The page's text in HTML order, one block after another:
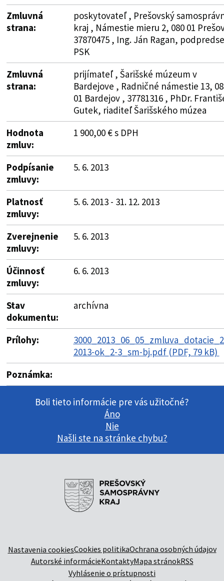
Zmluvná
strana:
poskytovateľ , Prešovský
kraj , Námestie mieru 2, 080 01
37870475 , Ing. Ján Ragan,
PSK
Zmluvná
strana:
prijímateľ , Šarišské múzeum v
Bardejove , Radničné námestie 13,
01 Bardejov , 37781316 , PhDr.
Gutek, riaditeľ Šarišského múzea
Hodnota
zmluv:
1 900,00 € s DPH
Podpísanie
zmluvy:
5. 6. 2013
Platnosť
zmluvy:
5. 6. 2013 - 31. 12. 2013
Zverejnenie
zmluvy:
5. 6. 2013
Účinnosť
zmluvy:
6. 6. 2013
Stav
dokumentu:
archívna
Prílohy:
2013-ok_2-3_sm-bj.pdf (PDF, 79 kB)
Poznámka:
Boli tieto informácie pre vás užitočné?
Áno
Nie
Našli ste na stránke chybu?
Nastavenia cookiesCookies politikaOchrana osobných údajov
Autorské informácieKontaktyMapa stránokRSS
Vyhlásenie o prístupnosti